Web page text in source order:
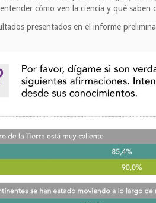
cómo ven la ciencia y qué
presentados en el informe